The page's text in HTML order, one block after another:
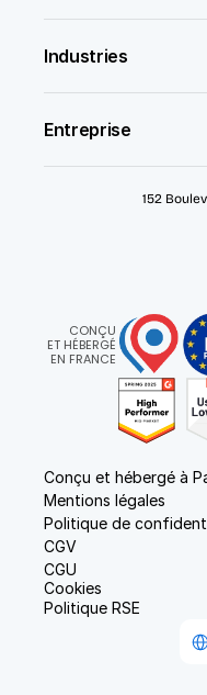
Industries
Entreprise
152
CONÇU
ET HÉBERGÉ
EN FRANCE
Conçu et hébergé à
Mentions légales
Politique de
CGV
CGU
Cookies
Politique RSE